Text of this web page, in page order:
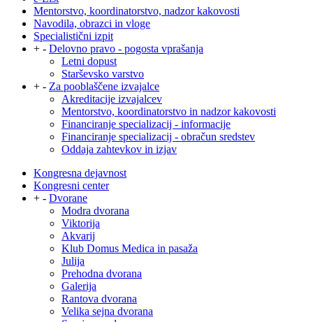
Mentorstvo, koordinatorstvo, nadzor kakovosti
Navodila, obrazci in vloge
Specialistični izpit
+ - Delovno pravo - pogosta vprašanja
Letni dopust
Starševsko varstvo
+ - Za pooblaščene izvajalce
Akreditacije izvajalcev
Mentorstvo, koordinatorstvo in nadzor kakovosti
Financiranje specializacij - informacije
Financiranje specializacij - obračun sredstev
Oddaja zahtevkov in izjav
Kongresna dejavnost
Kongresni center
+ - Dvorane
Modra dvorana
Viktorija
Akvarij
Klub Domus Medica in pasaža
Julija
Prehodna dvorana
Galerija
Rantova dvorana
Velika sejna dvorana